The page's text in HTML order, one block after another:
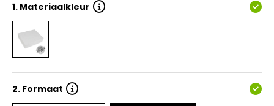
1. Materiaalkleur
2. Formaat